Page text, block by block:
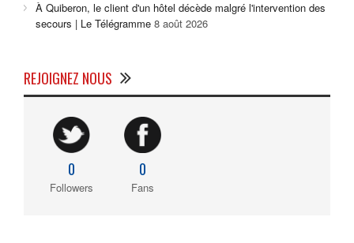
À Quiberon, le client d'un hôtel décède malgré l'intervention des
secours | Le Télégramme 8 août 2026
REJOIGNEZ NOUS
0
Followers
0
Fans